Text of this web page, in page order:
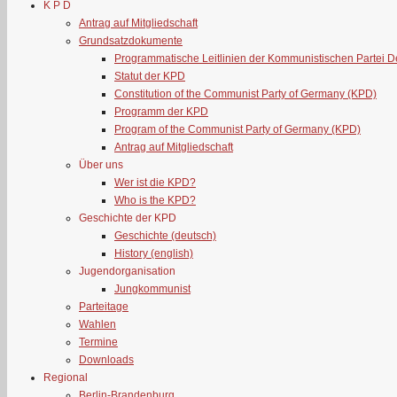
K P D
Antrag auf Mitgliedschaft
Grundsatzdokumente
Programmatische Leitlinien der Kommunistischen Partei
Statut der KPD
Constitution of the Communist Party of Germany (KPD)
Programm der KPD
Program of the Communist Party of Germany (KPD)
Antrag auf Mitgliedschaft
Über uns
Wer ist die KPD?
Who is the KPD?
Geschichte der KPD
Geschichte (deutsch)
History (english)
Jugendorganisation
Jungkommunist
Parteitage
Wahlen
Termine
Downloads
Regional